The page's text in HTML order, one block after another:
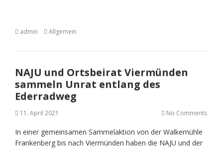
admin Allgemein
NAJU und Ortsbeirat Viermünden
sammeln Unrat entlang des
Ederradweg
11. April 2021 No Comments
In einer gemeinsamen Sammelaktion von der Walkemühle
Frankenberg bis nach Viermünden haben die NAJU und der